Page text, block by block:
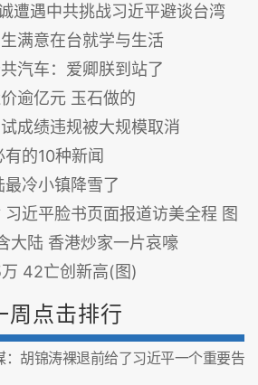
遭遇中共挑战习近平避谈台湾
满意在台就学与生活
汽车：爱卿朕到站了
逾亿元 玉石做的
成绩违规被大规模取消
的10种新闻
冷小镇降雪了
近平脸书页面报道访美全程 图
大陆 香港炒家一片哀嚎
42亡创新高(图)
周点击排行
：胡锦涛裸退前给了习近平一个重要告